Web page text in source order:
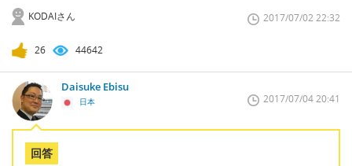
KODAIさん 2017/07/02 22:32
26 44642
Daisuke Ebisu
日本 2017/07/04 20:41
回答